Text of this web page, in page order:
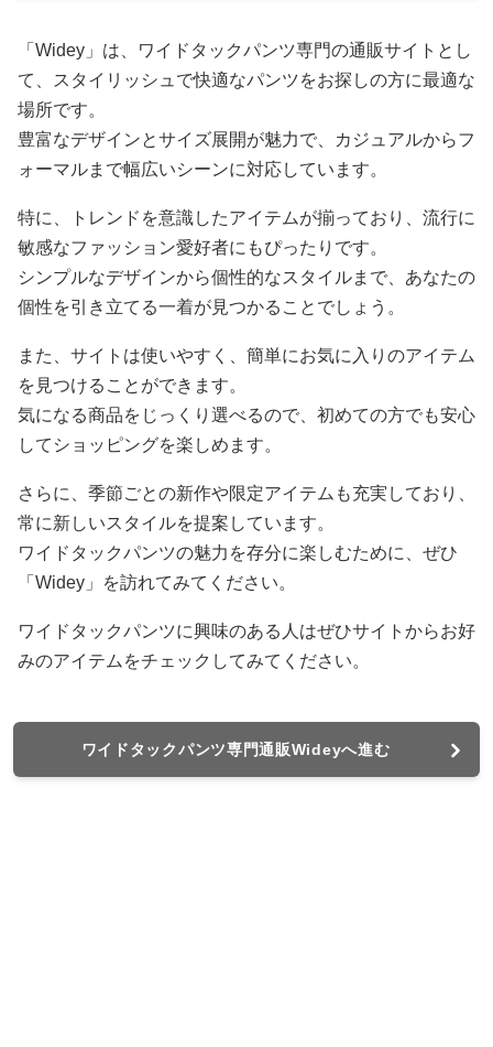
「Widey」は、ワイドタックパンツ専門の通販サイトとし
て、スタイリッシュで快適なパンツをお探しの方に最適な
場所です。
豊富なデザインとサイズ展開が魅力で、カジュアルからフ
ォーマルまで幅広いシーンに対応しています。
特に、トレンドを意識したアイテムが揃っており、流行に
敏感なファッション愛好者にもぴったりです。
シンプルなデザインから個性的なスタイルまで、あなたの
個性を引き立てる一着が見つかることでしょう。
また、サイトは使いやすく、簡単にお気に入りのアイテム
を見つけることができます。
気になる商品をじっくり選べるので、初めての方でも安心
してショッピングを楽しめます。
さらに、季節ごとの新作や限定アイテムも充実しており、
常に新しいスタイルを提案しています。
ワイドタックパンツの魅力を存分に楽しむために、ぜひ
「Widey」を訪れてみてください。
ワイドタックパンツに興味のある人はぜひサイトからお好
みのアイテムをチェックしてみてください。
ワイドタックパンツ専門通販Wideyへ進む